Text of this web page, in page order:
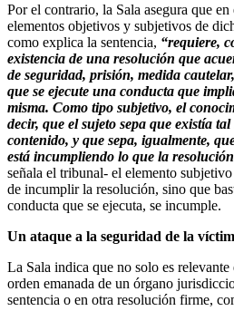
Por el contrario, la Sala asegura que
elementos objetivos y subjetivos de
como explica la sentencia, “requiere,
existencia de una resolución que
de seguridad, prisión, medida
que se ejecute una conducta que
misma. Como tipo subjetivo, el
decir, que el sujeto sepa que existía
contenido, y que sepa, igualmente,
está incumpliendo lo que la
señala el tribunal- el elemento
de incumplir la resolución, sino que
conducta que se ejecuta, se incumple.
Un ataque a la seguridad de la
La Sala indica que no solo es
orden emanada de un órgano
sentencia o en otra resolución firme,